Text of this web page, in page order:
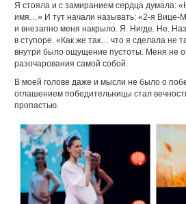
Я стояла и с замиранием сердца думала:
имя…» И тут начали называть: «2-я
и внезапно меня накрыло. Я. Нигде. Не.
в ступоре. «Как же так… что я сделала не
внутри было ощущение пустоты. Меня не
разочарования самой собой.
В моей голове даже и мысли не было о
оглашением победительницы стал
пропастью.